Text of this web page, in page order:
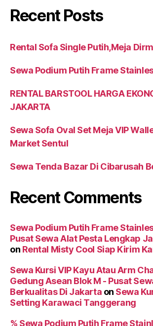
Recent Posts
Rental Sofa Single Putih,Meja
Sewa Podium Putih Frame
RENTAL BARSTOOL HARGA
JAKARTA
Sewa Sofa Oval Set Meja VIP
Market Sentul
Sewa Tenda Bazar Di Cibarusah
Recent Comments
Sewa Podium Putih Frame
Pusat Sewa Alat Pesta Lengkap
on Rental Misty Cool Siap Kirim
Sewa Kursi VIP Kayu Atau Arm
Gedung Asean Blok M - Pusat
Berkualitas Di Jakarta on Sewa
Setting Karawaci Tanggerang
% Sewa Podium Putih Frame